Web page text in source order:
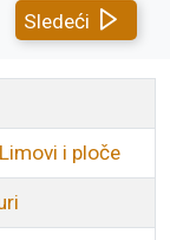
Sledeći
i ploče